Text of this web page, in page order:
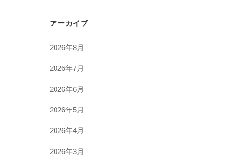
アーカイブ
2026年8月
2026年7月
2026年6月
2026年5月
2026年4月
2026年3月